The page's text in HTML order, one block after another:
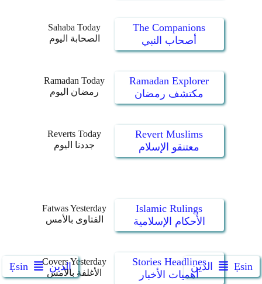
Ẹsin الدين الدين Ẹsin
Sahaba Today
الصحابة اليوم
The Companions
أصحاب النبي
Ramadan Today
رمضان اليوم
Ramadan Explorer
مكتشف رمضان
Reverts Today
جددنا اليوم
Revert Muslims
معتنقو الإسلام
Fatwas Yesterday
الفتاوى بالأمس
Islamic Rulings
الأحكام الإسلامية
Covers Yesterday
الأغلفة بالأمس
Stories Headlines
أهميات الأخبار